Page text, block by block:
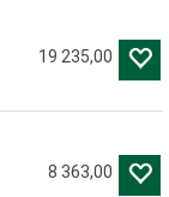
19 235,00
8 363,00